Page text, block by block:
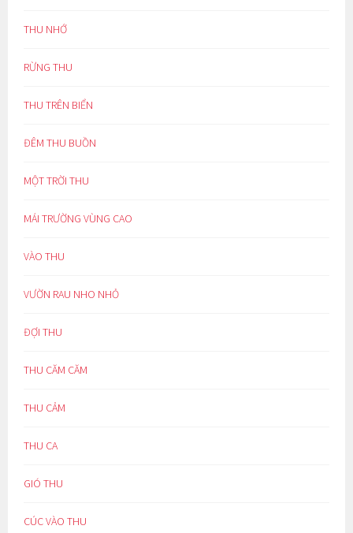
THU NHỚ
RỪNG THU
THU TRÊN BIỂN
ĐÊM THU BUỒN
MỘT TRỜI THU
MÁI TRƯỜNG VÙNG CAO
VÀO THU
VƯỜN RAU NHO NHỎ
ĐỢI THU
THU CĂM CĂM
THU CẢM
THU CA
GIÓ THU
CÚC VÀO THU